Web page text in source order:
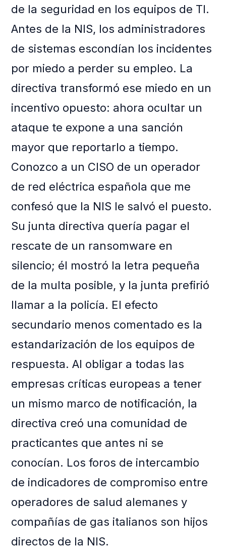
de la seguridad en los equipos de TI.
Antes de la NIS, los administradores
de sistemas escondían los incidentes
por miedo a perder su empleo. La
directiva transformó ese miedo en un
incentivo opuesto: ahora ocultar un
ataque te expone a una sanción
mayor que reportarlo a tiempo.
Conozco a un CISO de un operador
de red eléctrica española que me
confesó que la NIS le salvó el puesto.
Su junta directiva quería pagar el
rescate de un ransomware en
silencio; él mostró la letra pequeña
de la multa posible, y la junta prefirió
llamar a la policía. El efecto
secundario menos comentado es la
estandarización de los equipos de
respuesta. Al obligar a todas las
empresas críticas europeas a tener
un mismo marco de notificación, la
directiva creó una comunidad de
practicantes que antes ni se
conocían. Los foros de intercambio
de indicadores de compromiso entre
operadores de salud alemanes y
compañías de gas italianos son hijos
directos de la NIS.